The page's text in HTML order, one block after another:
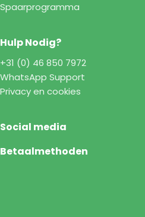
Spaarprogramma
Hulp Nodig?
+31 (0) 46 850 7972
WhatsApp Support
Privacy en cookies
Social media
Betaalmethoden